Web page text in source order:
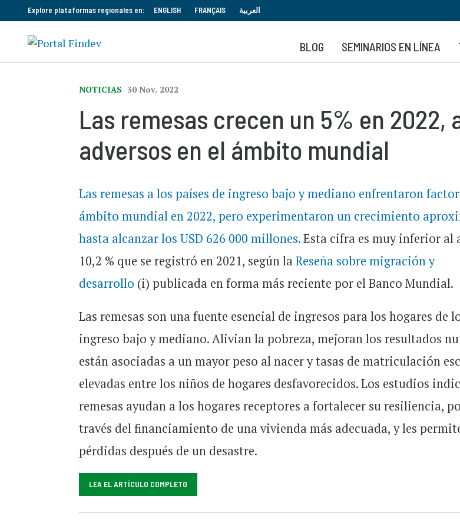
al
contenido
principal
Explore plataformas regionales en: ENGLISH FRANÇAIS العربية
BLOG SEMINARIOS EN LÍNEA
NOTICIAS 30 Nov. 2022
Las remesas crecen un 5% en
adversos en el ámbito mundial
Las remesas a los países de ingreso bajo y mediano enfrentaron
ámbito mundial en 2022, pero experimentaron un crecimiento
hasta alcanzar los USD 626 000 millones.Esta cifra es muy inferior al
10,2 % que se registró en 2021, según laReseña sobre migración y
desarrollo (i) publicada en forma más reciente por el Banco Mundial.
Las remesas son una fuente esencial de ingresos para los hogares de
ingreso bajo y mediano. Alivian la pobreza, mejoran los resultados
están asociadas a un mayor peso al nacer y tasas de matriculación
elevadas entre los niños de hogares desfavorecidos. Los estudios
remesas ayudan a los hogares receptores a fortalecer su resiliencia,
través del financiamiento de una vivienda más adecuada, y les
pérdidas después de un desastre.
LEA EL ARTÍCULO COMPLETO